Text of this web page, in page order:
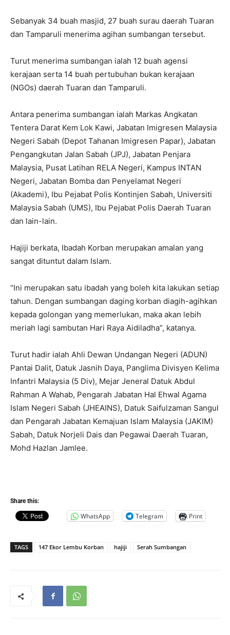
Sebanyak 34 buah masjid, 27 buah surau daerah Tuaran
dan Tamparuli menerima agihan sumbangan tersebut.
Turut menerima sumbangan ialah 12 buah agensi
kerajaan serta 14 buah pertubuhan bukan kerajaan
(NGOs) daerah Tuaran dan Tamparuli.
Antara penerima sumbangan ialah Markas Angkatan
Tentera Darat Kem Lok Kawi, Jabatan Imigresen Malaysia
Negeri Sabah (Depot Tahanan Imigresen Papar), Jabatan
Pengangkutan Jalan Sabah (JPJ), Jabatan Penjara
Malaysia, Pusat Latihan RELA Negeri, Kampus INTAN
Negeri, Jabatan Bomba dan Penyelamat Negeri
(Akademi), Ibu Pejabat Polis Kontinjen Sabah, Universiti
Malaysia Sabah (UMS), Ibu Pejabat Polis Daerah Tuaran
dan lain-lain.
Hajiji berkata, Ibadah Korban merupakan amalan yang
sangat dituntut dalam Islam.
“Ini merupakan satu ibadah yang boleh kita lakukan setiap
tahun. Dengan sumbangan daging korban diagih-agihkan
kepada golongan yang memerlukan, maka akan lebih
meriah lagi sambutan Hari Raya Aidiladha”, katanya.
Turut hadir ialah Ahli Dewan Undangan Negeri (ADUN)
Pantai Dalit, Datuk Jasnih Daya, Panglima Divisyen Kelima
Infantri Malaysia (5 Div), Mejar Jeneral Datuk Abdul
Rahman A Wahab, Pengarah Jabatan Hal Ehwal Agama
Islam Negeri Sabah (JHEAINS), Datuk Saifulzaman Sangul
dan Pengarah Jabatan Kemajuan Islam Malaysia (JAKIM)
Sabah, Datuk Norjeli Dais dan Pegawai Daerah Tuaran,
Mohd Hazlan Jamlee.
Share this:
WhatsApp Telegram Print
TAGS 147 Ekor Lembu Korban hajiji Serah Sumbangan